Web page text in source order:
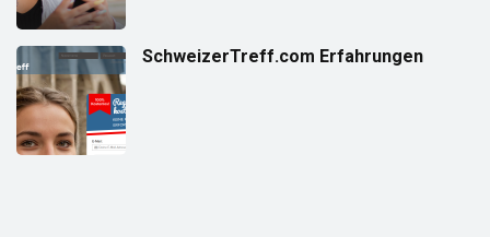
SchweizerTreff.com Erfahrungen